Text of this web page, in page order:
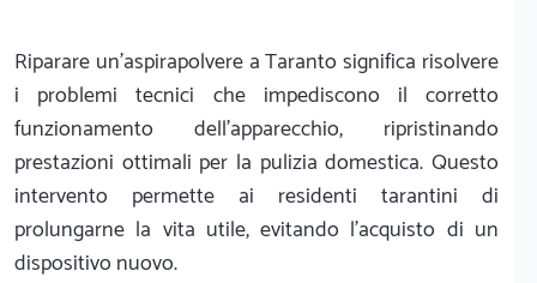
Riparare un'aspirapolvere a Taranto significa risolvere
i problemi tecnici che impediscono il corretto
funzionamento dell'apparecchio, ripristinando
prestazioni ottimali per la pulizia domestica. Questo
intervento permette ai residenti tarantini di
prolungarne la vita utile, evitando l'acquisto di un
dispositivo nuovo.